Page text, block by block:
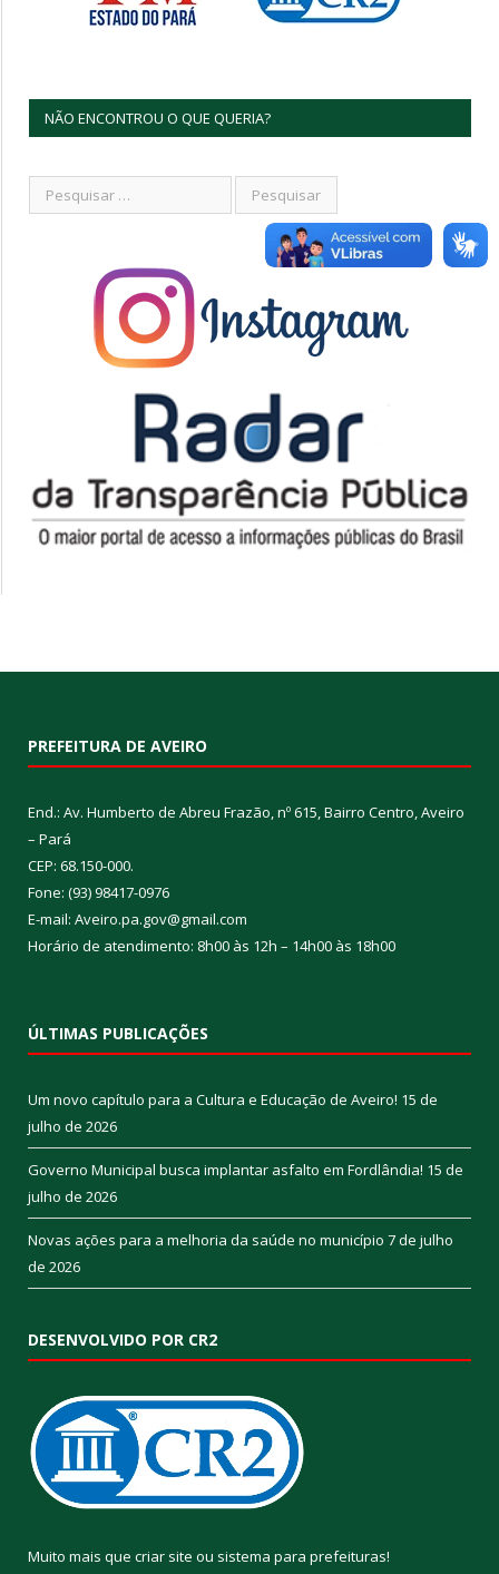
NÃO ENCONTROU O QUE QUERIA?
PREFEITURA DE AVEIRO
End.: Av. Humberto de Abreu Frazão, nº 615, Bairro Centro, Aveiro
– Pará
CEP: 68.150-000.
Fone: (93) 98417-0976
E-mail: Aveiro.pa.gov@gmail.com
Horário de atendimento: 8h00 às 12h – 14h00 às 18h00
ÚLTIMAS PUBLICAÇÕES
Um novo capítulo para a Cultura e Educação de Aveiro! 15 de
julho de 2026
Governo Municipal busca implantar asfalto em Fordlândia! 15 de
julho de 2026
Novas ações para a melhoria da saúde no município 7 de julho
de 2026
DESENVOLVIDO POR CR2
Muito mais que criar site ou sistema para prefeituras!